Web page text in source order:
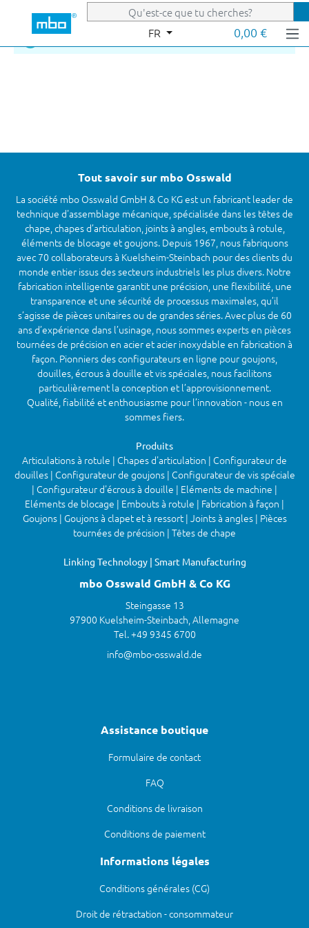
Passer au contenu principal
FR 0,00 €
Tout savoir sur mbo Osswald
La société mbo Osswald GmbH & Co KG est un fabricant leader de
technique d'assemblage mécanique, spécialisée dans les têtes de
chape, chapes d’articulation, joints à angles, embouts à rotule,
éléments de blocage et goujons. Depuis 1967, nous fabriquons
avec 70 collaborateurs à Kuelsheim-Steinbach pour des clients du
monde entier issus des secteurs industriels les plus divers. Notre
fabrication intelligente garantit une précision, une flexibilité, une
transparence et une sécurité de processus maximales, qu’il
s’agisse de pièces unitaires ou de grandes séries. Avec plus de 60
ans d’expérience dans l’usinage, nous sommes experts en pièces
tournées de précision en acier et acier inoxydable en fabrication à
façon. Pionniers des configurateurs en ligne pour goujons,
douilles, écrous à douille et vis spéciales, nous facilitons
particulièrement la conception et l’approvisionnement.
Qualité, fiabilité et enthousiasme pour l’innovation - nous en
sommes fiers.
Produits
Articulations à rotule | Chapes d'articulation | Configurateur de
douilles | Configurateur de goujons | Configurateur de vis spéciale
| Configurateur d'écrous à douille | Eléments de machine |
Eléments de blocage | Embouts à rotule | Fabrication à façon |
Goujons | Goujons à clapet et à ressort | Joints à angles | Pièces
tournées de précision | Têtes de chape
Linking Technology | Smart Manufacturing
mbo Osswald GmbH & Co KG
Steingasse 13
97900 Kuelsheim-Steinbach, Allemagne
Tel. +49 9345 6700
info@mbo-osswald.de
Assistance boutique
Formulaire de contact
FAQ
Conditions de livraison
Conditions de paiement
Informations légales
Conditions générales (CG)
Droit de rétractation - consommateur